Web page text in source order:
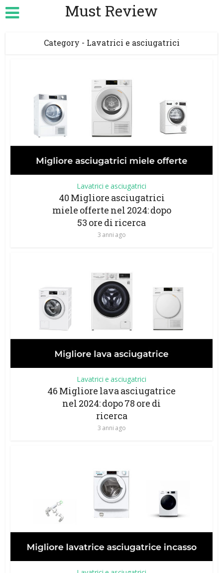
Must Review
Category - Lavatrici e asciugatrici
Lavatrici e asciugatrici
40 Migliore asciugatrici
miele offerte nel 2024: dopo
53 ore di ricerca
3 anni ago
Lavatrici e asciugatrici
46 Migliore lava asciugatrice
nel 2024: dopo 78 ore di
ricerca
3 anni ago